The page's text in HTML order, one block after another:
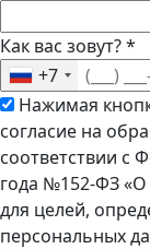
Как вас зовут?*
+7
Нажимая
согласие на
соответствии с
года №152-ФЗ «О
для целей,
персональных